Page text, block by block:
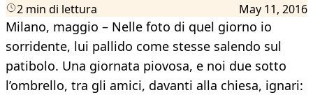
2 min di lettura May 11, 2016
Milano, maggio – Nelle foto di quel giorno io
sorridente, lui pallido come stesse salendo sul
patibolo. Una giornata piovosa, e noi due sotto
l’ombrello, tra gli amici, davanti alla chiesa, ignari: